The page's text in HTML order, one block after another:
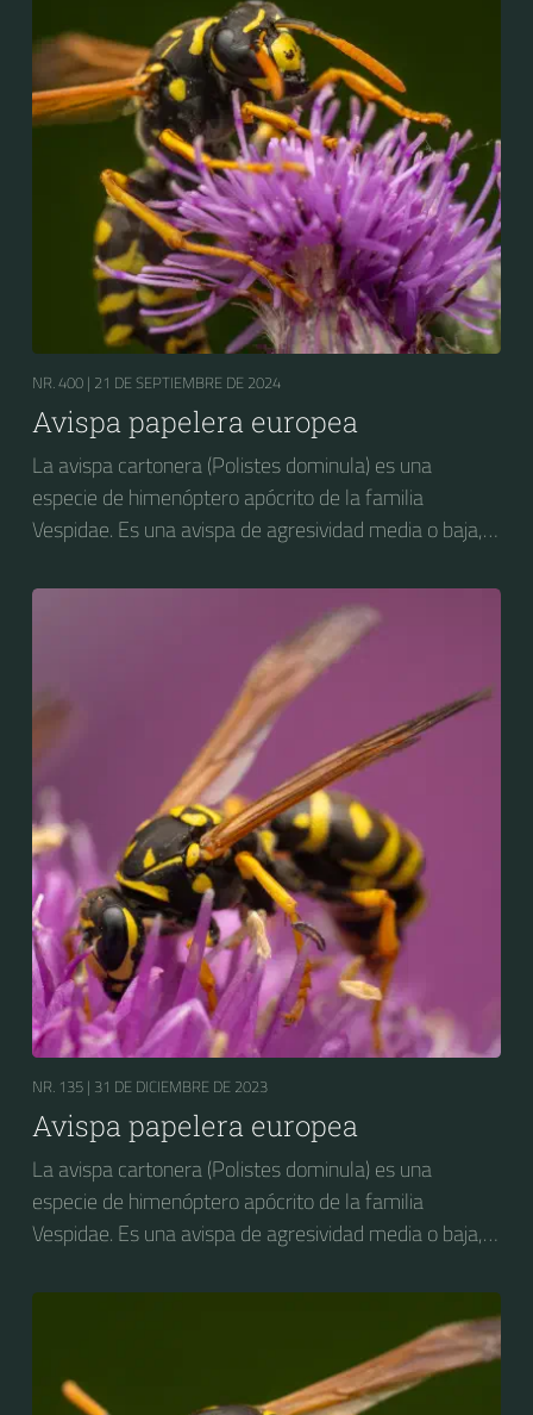
cordillerana de Argentina y Chile, donde está bien
establecida.
NR. 400 | 21 DE SEPTIEMBRE DE 2024
Avispa papelera europea
La avispa cartonera (Polistes dominula) es una
especie de himenóptero apócrito de la familia
Vespidae. Es una avispa de agresividad media o baja,
impacto negativo hacia las actividades agropecuarias,
particularmente la fruticultura. Es nativa de Europa y
del norte de África pero ha sido introducida
accidentalmente en Estados Unidos y en la zona
cordillerana de Argentina y Chile, donde está bien
establecida.
NR. 135 | 31 DE DICIEMBRE DE 2023
Avispa papelera europea
La avispa cartonera (Polistes dominula) es una
especie de himenóptero apócrito de la familia
Vespidae. Es una avispa de agresividad media o baja,
impacto negativo hacia las actividades agropecuarias,
particularmente la fruticultura. Es nativa de Europa y
del norte de África pero ha sido introducida
accidentalmente en Estados Unidos y en la zona